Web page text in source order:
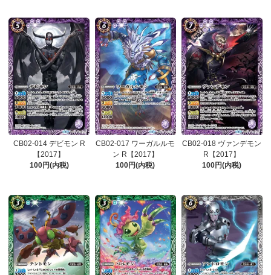
CB02-014 デビモン R
【2017】
100円(内税)
CB02-017 ワーガルルモ
ン R【2017】
100円(内税)
CB02-018 ヴァンデモン
R【2017】
100円(内税)